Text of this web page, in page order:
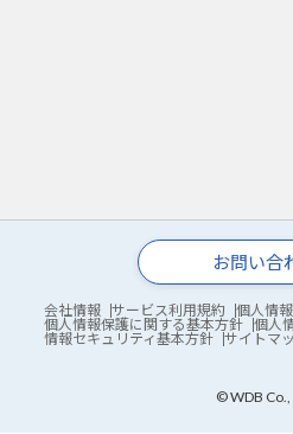
お問い合
会社情報 サービス利用規約
個人情
個人情報保護に関する基本方針
個人
情報セキュリティ基本方針
サイトマ
© WDB Co.,